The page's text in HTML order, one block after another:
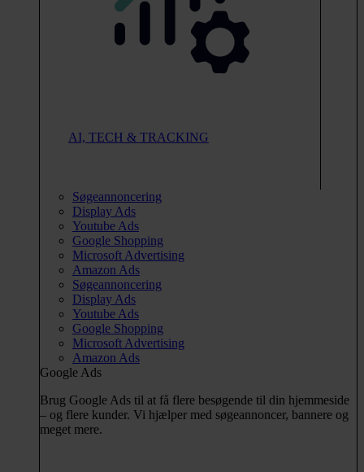
AI, TECH & TRACKING
Søgeannoncering
Display Ads
Youtube Ads
Google Shopping
Microsoft Advertising
Amazon Ads
Søgeannoncering
Display Ads
Youtube Ads
Google Shopping
Microsoft Advertising
Amazon Ads
Google Ads
Brug Google Ads til at få flere besøgende til din hjemmeside
– og flere kunder. Vi hjælper med søgeannoncer, bannere og
meget mere.